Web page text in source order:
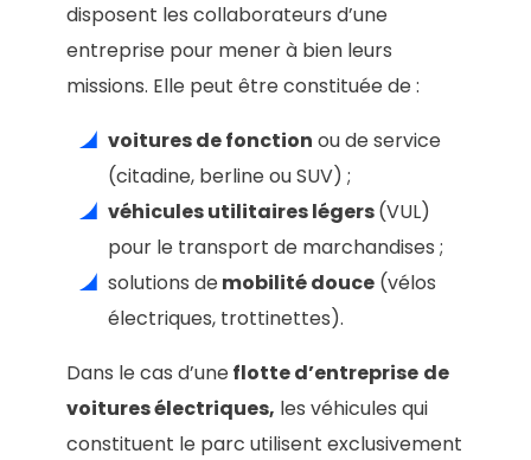
disposent les collaborateurs d’une
entreprise pour mener à bien leurs
missions. Elle peut être constituée de :
voitures de fonction ou de service
(citadine, berline ou SUV) ;
véhicules utilitaires légers(VUL)
pour le transport de marchandises ;
solutions demobilité douce (vélos
électriques, trottinettes).
Dans le cas d’uneflotte d’entreprise de
voitures électriques, les véhicules qui
constituent le parc utilisent exclusivement